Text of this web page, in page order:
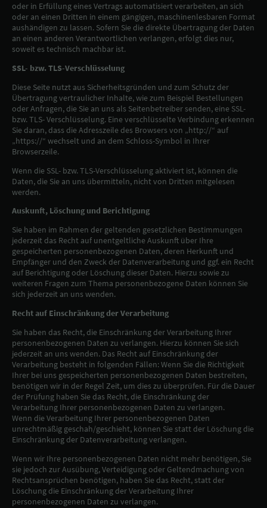
oder in Erfüllung eines Vertrags automatisiert verarbeiten, an sich
oder an einen Dritten in einem gängigen, maschinenlesbaren Format
aushändigen zu lassen. Sofern Sie die direkte Übertragung der Daten
an einen anderen Verantwortlichen verlangen, erfolgt dies nur,
soweit es technisch machbar ist.
SSL- bzw. TLS-Verschlüsselung
Diese Seite nutzt aus Sicherheitsgründen und zum Schutz der
Übertragung vertraulicher Inhalte, wie zum Beispiel Bestellungen
oder Anfragen, die Sie an uns als Seitenbetreiber senden, eine SSL-
bzw. TLS- Verschlüsselung. Eine verschlüsselte Verbindung erkennen
Sie daran, dass die Adresszeile des Browsers von „http://“ auf
„https://“ wechselt und an dem Schloss-Symbol in Ihrer
Browserzeile.
Wenn die SSL- bzw. TLS-Verschlüsselung aktiviert ist, können die
Daten, die Sie an uns übermitteln, nicht von Dritten mitgelesen
werden.
Auskunft, Löschung und Berichtigung
Sie haben im Rahmen der geltenden gesetzlichen Bestimmungen
jederzeit das Recht auf unentgeltliche Auskunft über Ihre
gespeicherten personenbezogenen Daten, deren Herkunft und
Empfänger und den Zweck der Datenverarbeitung und ggf. ein Recht
auf Berichtigung oder Löschung dieser Daten. Hierzu sowie zu
weiteren Fragen zum Thema personenbezogene Daten können Sie
sich jederzeit an uns wenden.
Recht auf Einschränkung der Verarbeitung
Sie haben das Recht, die Einschränkung der Verarbeitung Ihrer
personenbezogenen Daten zu verlangen. Hierzu können Sie sich
jederzeit an uns wenden. Das Recht auf Einschränkung der
Verarbeitung besteht in folgenden Fällen: Wenn Sie die Richtigkeit
Ihrer bei uns gespeicherten personenbezogenen Daten bestreiten,
benötigen wir in der Regel Zeit, um dies zu überprüfen. Für die Dauer
der Prüfung haben Sie das Recht, die Einschränkung der
Verarbeitung Ihrer personenbezogenen Daten zu verlangen.
Wenn die Verarbeitung Ihrer personenbezogenen Daten
unrechtmäßig geschah/geschieht, können Sie statt der Löschung die
Einschränkung der Datenverarbeitung verlangen.
Wenn wir Ihre personenbezogenen Daten nicht mehr benötigen, Sie
sie jedoch zur Ausübung, Verteidigung oder Geltendmachung von
Rechtsansprüchen benötigen, haben Sie das Recht, statt der
Löschung die Einschränkung der Verarbeitung Ihrer
personenbezogenen Daten zu verlangen.